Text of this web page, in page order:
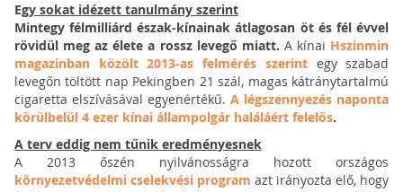
Egy sokat idézett tanulmány szerint
Mintegy félmilliárd észak-kínainak átlagosan öt és fél évvel
rövidül meg az élete a rossz levegő miatt. A kínai Hszinmin
magazinban közölt 2013-as felmérés szerintegy szabad
levegőn töltött nap Pekingben 21 szál, magas kátránytartalmú
cigaretta elszívásával egyenértékű.A légszennyezés naponta
körülbelül 4 ezer kínai állampolgár haláláért felelős.
A terv eddig nem tűnik eredményesnek
A 2013 őszén nyilvánosságra hozott országos
környezetvédelmi cselekvési program azt irányozta elő, hogy